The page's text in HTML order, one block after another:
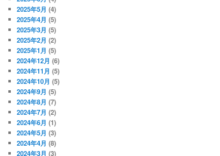
2025年5月 (4)
2025年4月 (5)
2025年3月 (5)
2025年2月 (2)
2025年1月 (5)
2024年12月 (6)
2024年11月 (5)
2024年10月 (5)
2024年9月 (5)
2024年8月 (7)
2024年7月 (2)
2024年6月 (1)
2024年5月 (3)
2024年4月 (8)
2024年3月 (3)